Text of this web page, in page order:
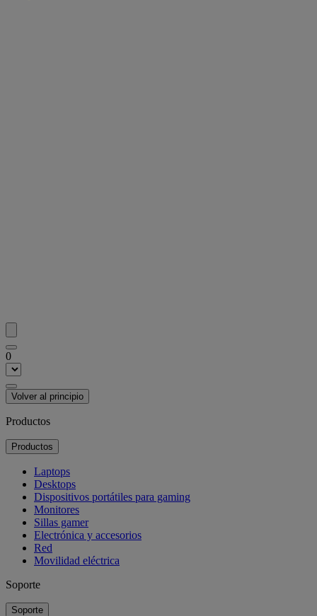
0
Volver al principio
Productos
Productos
Laptops
Desktops
Dispositivos portátiles para gaming
Monitores
Sillas gamer
Electrónica y accesorios
Red
Movilidad eléctrica
Soporte
Soporte